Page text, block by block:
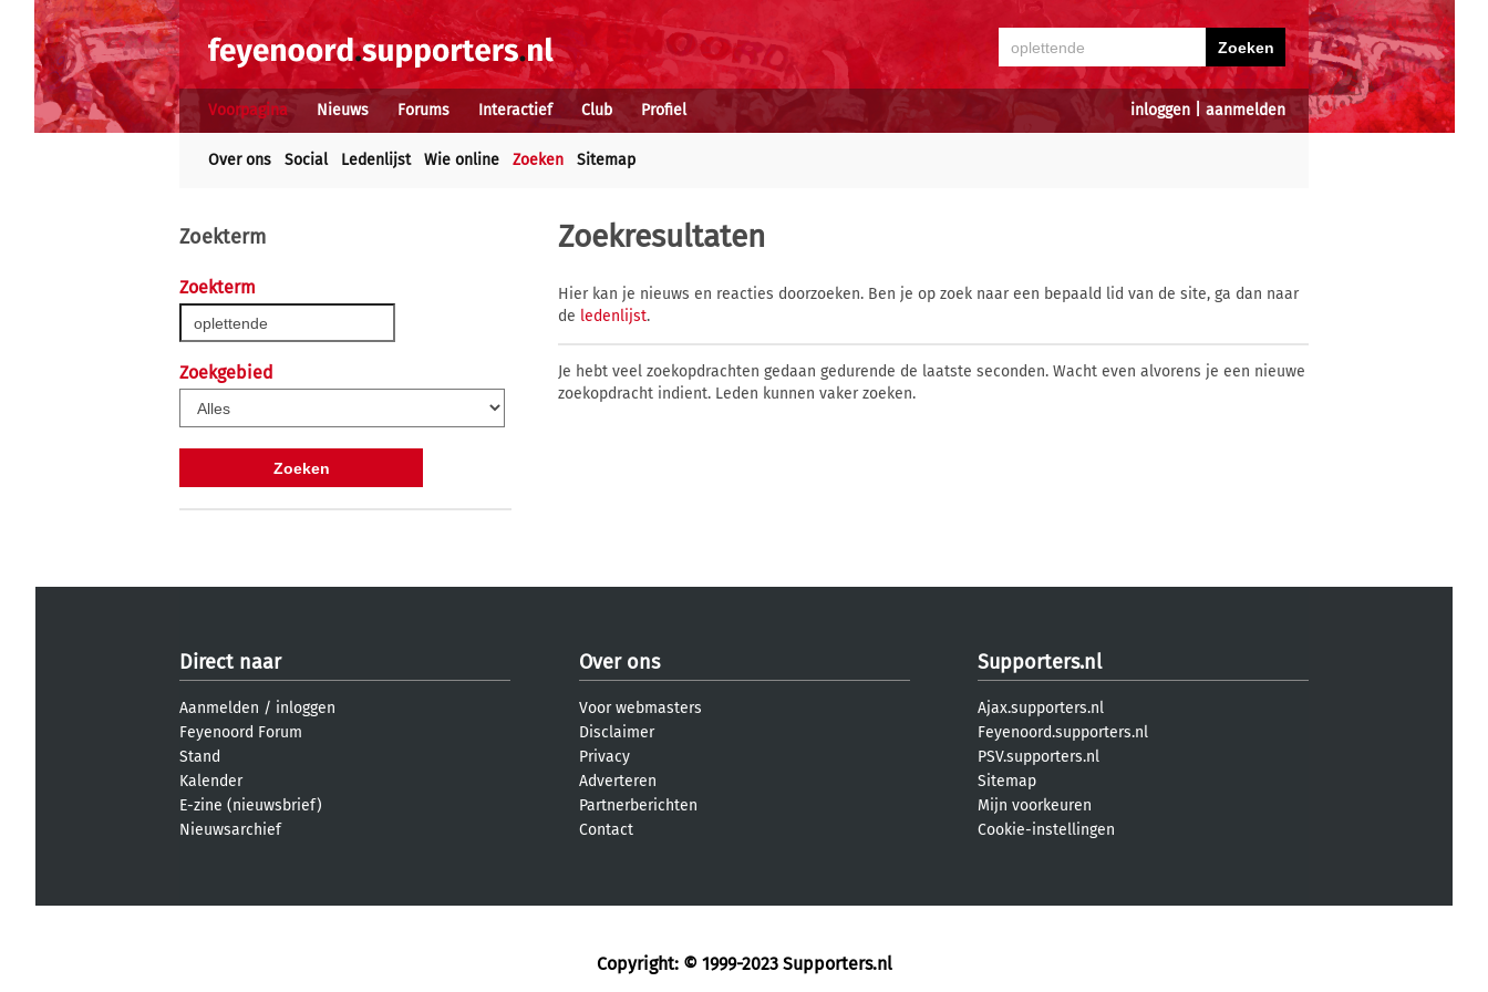
inloggen aanmelden
Voorpagina Nieuws Forums Interactief Club Profiel
Over ons Social Ledenlijst Wie online Zoeken Sitemap
Zoekterm
Zoekterm
Zoekgebied
Zoekresultaten
Hier kan je nieuws en reacties doorzoeken. Ben je op zoek naar een bepaald lid van de site, ga dan naar
de ledenlijst.
Je hebt veel zoekopdrachten gedaan gedurende de laatste seconden. Wacht even alvorens je een nieuwe
zoekopdracht indient. Leden kunnen vaker zoeken.
Direct naar
Aanmelden / inloggen
Feyenoord Forum
Stand
Kalender
E-zine (nieuwsbrief)
Nieuwsarchief
Over ons
Voor webmasters
Disclaimer
Privacy
Adverteren
Partnerberichten
Contact
Supporters.nl
Ajax.supporters.nl
Feyenoord.supporters.nl
PSV.supporters.nl
Sitemap
Mijn voorkeuren
Cookie-instellingen
Copyright: © 1999-2023 Supporters.nl